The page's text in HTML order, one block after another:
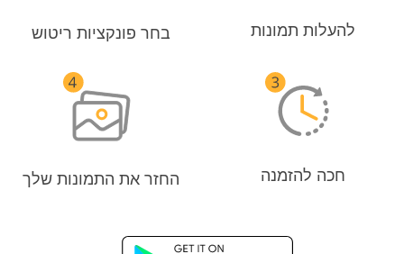
להעלות תמונות בחר פונקציות ריטוש
חכה להזמנה החזר את התמונות שלך